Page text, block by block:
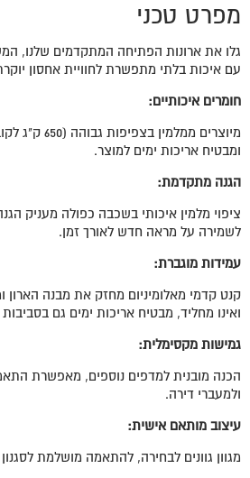
מפרט טכני
גלו את ארונות הפתיחה המתקדמים שלנו,
עם איכות בלתי מתפשרת לחוויית אחסון
חומרים איכותיים:
מיוצרים
ומבטיח אריכות ימים למוצר.
הגנה מתקדמת:
ציפוי מלמין איכותי בשכבה כפולה מעניק
לשמירה על מראה חדש לאורך זמן.
עמידות מוגברת:
קנט קדמי מאלומיניום מחזק את מבנה הארון
ואינו מחליד, מבטיח אריכות ימים גם
גמישות מקסימלית:
הכנה מובנית למדפים נוספים, מאפשרת
ולמעברי דירה.
עיצוב מותאם אישית:
מגוון גוונים לבחירה, להתאמה מושלמת